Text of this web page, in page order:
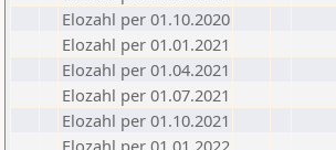
Elozahl per 01.10.2020
Elozahl per 01.01.2021
Elozahl per 01.04.2021
Elozahl per 01.07.2021
Elozahl per 01.10.2021
Elozahl per 01.01.2022